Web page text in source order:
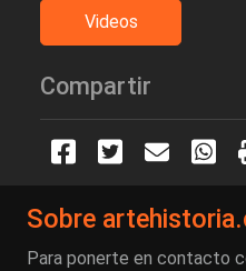
Videos
Compartir
Sobre
Para ponerte en contacto